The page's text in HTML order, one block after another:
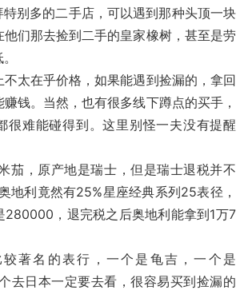
别多的二手店，可以遇到那种头顶一块
们那去捡到二手的皇家橡树，甚至是劳
太在乎价格，如果能遇到捡漏的，拿回
钱。当然，也有很多线下蹲点的买手，
很难能碰得到。这里别怪一夫没有提醒
茄，原产地是瑞士，但是瑞士退税并不
地利竟然有25%星座经典系列25表径，
280000，退完税之后奥地利能拿到1万7
著名的表行，一个是龟吉，一个是
去日本一定要去看，很容易买到捡漏的